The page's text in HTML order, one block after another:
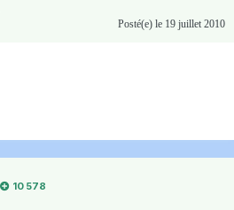
Posté(e) le 19 juillet 2010
10 578